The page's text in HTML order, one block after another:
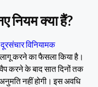
नियम क्या हैं?
विनियामक
करने का फैसला किया है।
करने के बाद सात दिनों तक
नहीं होगी। इस अवधि